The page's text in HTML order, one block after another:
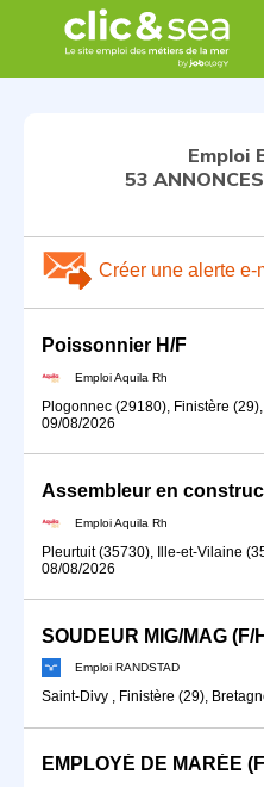
Emploi
53
Créer une alerte e-
Poissonnier H/F
Emploi Aquila Rh
Plogonnec (29180), Finistère
09/08/2026
Emploi Aquila Rh
Pleurtuit (35730), Ille-et-Vilaine
08/08/2026
SOUDEUR MIG/MAG (F/
Emploi RANDSTAD
Saint-Divy , Finistère (29),
EMPLOYÉ DE MARÉE